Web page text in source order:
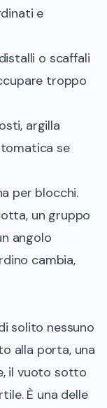
e
o scaffali
troppo
argilla
se
per blocchi.
un gruppo
angolo
cambia,
solito nessuno
alla porta, una
il vuoto sotto
È una delle